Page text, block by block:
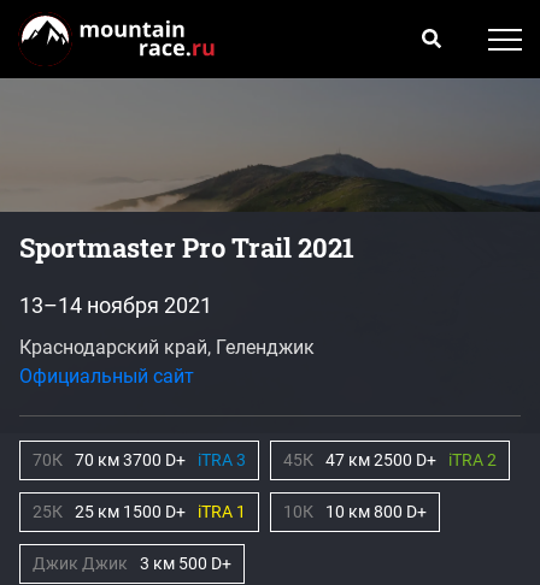
Sportmaster Pro Trail 2021
13–14 ноября 2021
Краснодарский край, Геленджик
Официальный сайт
70К 70 км 3700 D+ iTRA 3 45К 47 км 2500 D+ iTRA 2
25К 25 км 1500 D+ iTRA 1 10К 10 км 800 D+
Джик Джик 3 км 500 D+